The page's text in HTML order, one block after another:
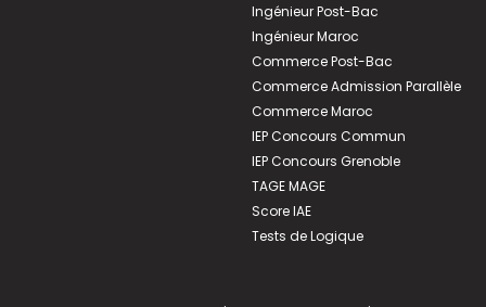
Ingénieur Post-Bac
Ingénieur Maroc
Commerce Post-Bac
Commerce Admission Parallèle
Commerce Maroc
IEP Concours Commun
IEP Concours Grenoble
TAGE MAGE
Score IAE
Tests de Logique